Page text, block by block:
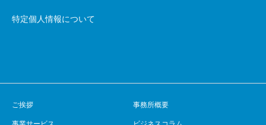
特定個人情報について
ご挨拶 事務所概要